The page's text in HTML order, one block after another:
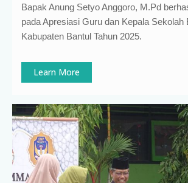
Bapak Anung Setyo Anggoro, M.Pd
pada Apresiasi Guru dan Kepala Sekolah
Kabupaten Bantul Tahun 2025.
Learn More